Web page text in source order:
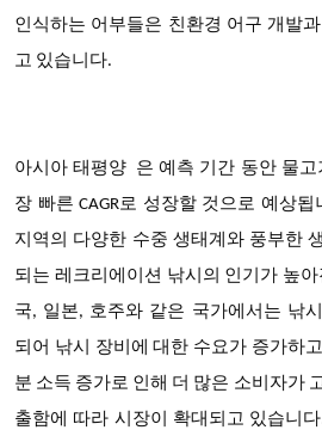
인식하는 어부들은 친환경 어구 개발
고 있습니다.
아시아 태평양 은 예측 기간 동안 물
장 빠른 CAGR로 성장할 것으로 예상됩
지역의 다양한 수중 생태계와 풍부한
되는 레크리에이션 낚시의 인기가 높
국, 일본, 호주와 같은 국가에서는 낚
되어 낚시 장비에 대한 수요가 증가하
분 소득 증가로 인해 더 많은 소비자가
출함에 따라 시장이 확대되고 있습니